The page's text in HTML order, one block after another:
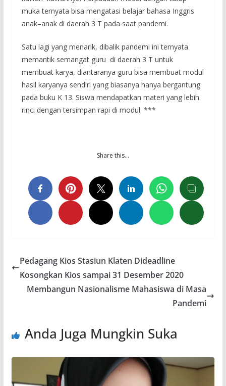
muka ternyata bisa mengatasi belajar bahasa Inggris
anak–anak di daerah 3 T pada saat pandemi.
Satu lagi yang menarik, dibalik pandemi ini ternyata
memantik semangat guru di daerah 3 T untuk
membuat karya, diantaranya guru bisa membuat modul
hasil karyanya sendiri yang biasanya hanya bergantung
pada buku K 13. Siswa mendapatkan materi yang lebih
rinci dengan tersimpan rapi di modul. ***
Share this…
Pedagang Kios Stasiun Klaten Dideadline
Kosongkan Kios sampai 31 Desember 2020
Membangun Nasionalisme Mahasiswa di Masa
Pandemi
Anda Juga Mungkin Suka